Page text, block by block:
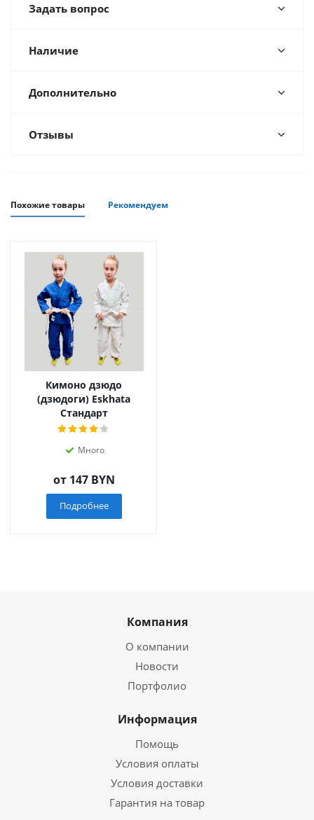
Задать вопрос
Наличие
Дополнительно
Отзывы
Похожие товары Рекомендуем
Кимоно дзюдо
(дзюдоги) Eskhata
Стандарт
Много
от 147 BYN
Подробнее
Компания
О компании
Новости
Портфолио
Информация
Помощь
Условия оплаты
Условия доставки
Гарантия на товар